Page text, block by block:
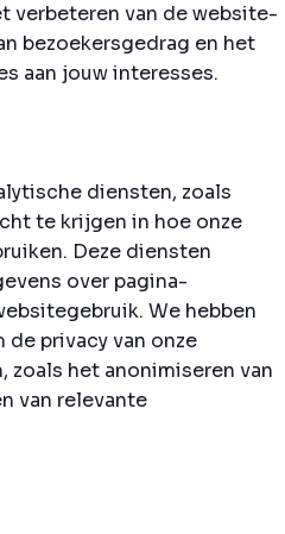
verbeteren van de website-
bezoekersgedrag en het
aan jouw interesses.
diensten, zoals
te krijgen in hoe onze
Deze diensten
over pagina-
We hebben
privacy van onze
zoals het anonimiseren van
van relevante